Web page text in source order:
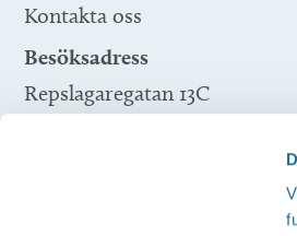
Kontakta oss
Besöksadress
Repslagaregatan 13C
Företagsservice 0141-10 12 00